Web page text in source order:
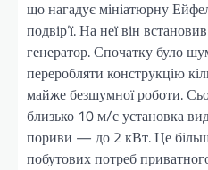
що нагадує мініатюрну
подвір’ї. На неї він
генератор. Спочатку було
переробляти конструкцію
майже безшумної роботи.
близько 10 м/с установка
пориви — до 2 кВт. Це
побутових потреб